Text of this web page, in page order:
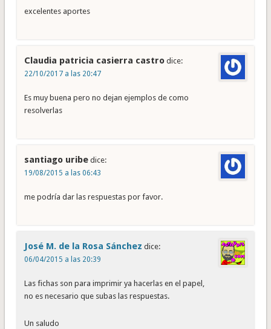
excelentes aportes
Claudia patricia casierra castro dice:
22/10/2017 a las 20:47
Es muy buena pero no dejan ejemplos de como
resolverlas
santiago uribe dice:
19/08/2015 a las 06:43
me podría dar las respuestas por favor.
José M. de la Rosa Sánchez dice:
06/04/2015 a las 20:39
Las fichas son para imprimir ya hacerlas en el papel,
no es necesario que subas las respuestas.
Un saludo